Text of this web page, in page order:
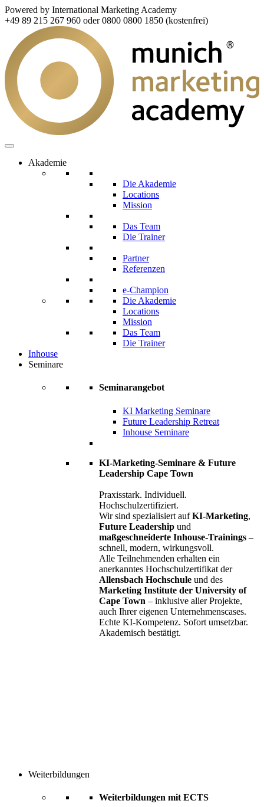
Powered by International Marketing Academy
+49 89 215 267 960 oder 0800 0800 1850 (kostenfrei)
Akademie
Die Akademie
Locations
Mission
Das Team
Die Trainer
Partner
Referenzen
e-Champion
Die Akademie
Locations
Mission
Das Team
Die Trainer
Inhouse
Seminare
Seminarangebot
KI Marketing Seminare
Future Leadership Retreat
Inhouse Seminare
KI-Marketing-Seminare & Future
Leadership Cape Town
Praxisstark. Individuell.
Hochschulzertifiziert.
Wir sind spezialisiert aufKI-Marketing,
Future Leadership und
maßgeschneiderte Inhouse-Trainings –
schnell, modern, wirkungsvoll.
Alle Teilnehmenden erhalten ein
anerkanntes Hochschulzertifikat der
Allensbach Hochschule und des
Marketing Institute der University of
Cape Town – inklusive aller Projekte,
auch Ihrer eigenen Unternehmenscases.
Echte KI-Kompetenz. Sofort umsetzbar.
Akademisch bestätigt.
Weiterbildungen
Weiterbildungen mit ECTS